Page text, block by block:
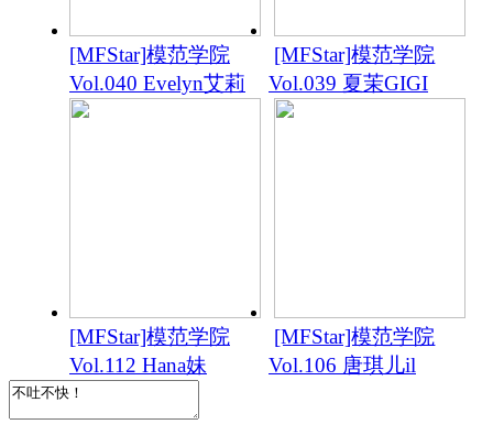
[MFStar]模范学院
Vol.040 Evelyn艾莉
[MFStar]模范学院
Vol.039 夏茉GIGI
[MFStar]模范学院
Vol.112 Hana妹
[MFStar]模范学院
Vol.106 唐琪儿il